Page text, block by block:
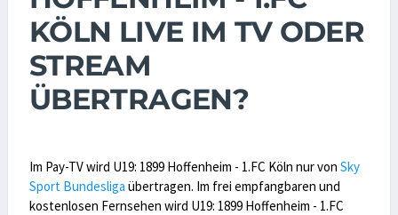
KÖLN LIVE IM TV ODER
STREAM
ÜBERTRAGEN?
Im Pay-TV wird U19: 1899 Hoffenheim - 1.FC Köln nur von Sky
Sport Bundesliga übertragen. Im frei empfangbaren und
kostenlosen Fernsehen wird U19: 1899 Hoffenheim - 1.FC